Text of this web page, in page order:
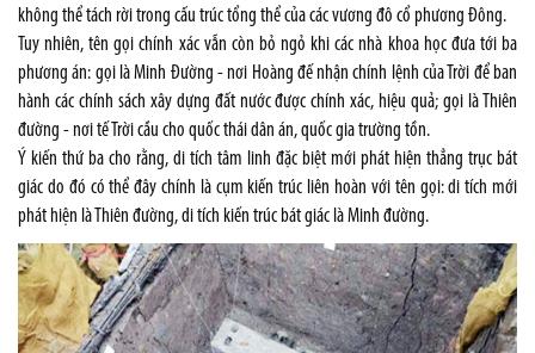
không thể tách rời trong cấu trúc tổng thể của các vương đô cổ phương Đông.
Tuy nhiên, tên gọi chính xác vẫn còn bỏ ngỏ khi các nhà khoa học đưa tới ba
phương án: gọi là Minh Đường - nơi Hoàng đế nhận chính lệnh của Trời để ban
hành các chính sách xây dựng đất nước được chính xác, hiệu quả; gọi là Thiên
đường - nơi tế Trời cầu cho quốc thái dân án, quốc gia trường tồn.
Ý kiến thứ ba cho rằng, di tích tâm linh đặc biệt mới phát hiện thẳng trục bát
giác do đó có thể đây chính là cụm kiến trúc liên hoàn với tên gọi: di tích mới
phát hiện là Thiên đường, di tích kiến trúc bát giác là Minh đường.